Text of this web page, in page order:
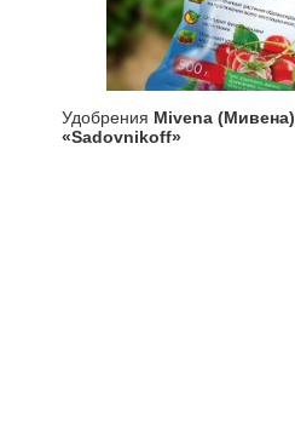
Удобрения Mivena (Мивена)
«Sadovnikoff»